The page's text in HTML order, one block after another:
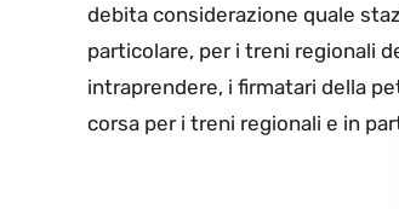
debita considerazione quale
particolare, per i treni regionali
intraprendere, i firmatari della
corsa per i treni regionali e in